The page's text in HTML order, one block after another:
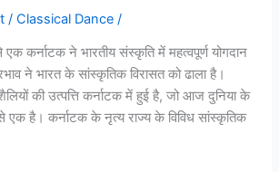
/Classical Dance /
कर्नाटक ने भारतीय संस्कृति में महत्वपूर्ण योगदान
ने भारत के सांस्कृतिक विरासत को ढाला है।
की उत्पत्ति कर्नाटक में हुई है, जो आज दुनिया के
एक है। कर्नाटक के नृत्य राज्य के विविध सांस्कृतिक